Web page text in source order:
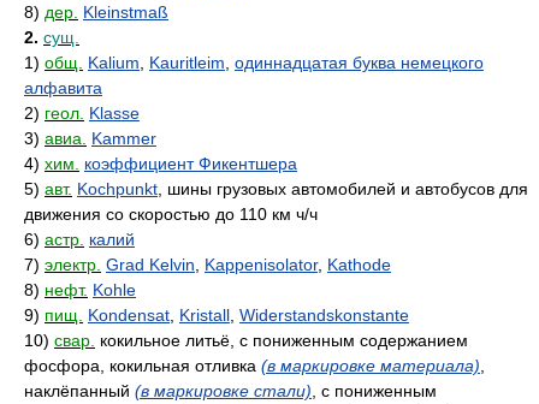
8) дер. Kleinstmaß
2. сущ.
1) общ. Kalium Kauritleim одиннадцатая буква немецкого
алфавита
2) геол. Klasse
3) авиа.
Kammer
4) хим.
коэффициент Фикентшера
5) авт. Kochpunkt , шины грузовых автомобилей и автобусов для
движения со скоростью до 110 км ч/ч
6) астр. калий
7) электр. Grad Kelvin Kappenisolator, Kathode
8) нефт. Kohle
9) пищ. Kondensat Kristall Widerstandskonstante
10) свар. кокильное литьё, с пониженным содержанием
фосфора, кокильная отливка (в маркировке материала)
наклёпанный (в маркировке стали) , с пониженным